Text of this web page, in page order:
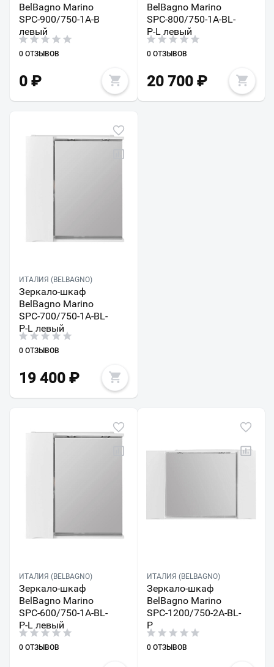
BelBagno Marino
SPC-900/750-1A-B
левый
0 ОТЗЫВОВ
0 ₽
BelBagno Marino
SPC-800/750-1A-BL-
P-L левый
0 ОТЗЫВОВ
20 700₽
ИТАЛИЯ (BELBAGNO)
Зеркало-шкаф
BelBagno Marino
SPC-700/750-1A-BL-
P-L левый
0 ОТЗЫВОВ
19 400 ₽
ИТАЛИЯ (BELBAGNO)
Зеркало-шкаф
BelBagno Marino
SPC-600/750-1A-BL-
P-L левый
0 ОТЗЫВОВ
ИТАЛИЯ (BELBAGNO)
Зеркало-шкаф
BelBagno Marino
SPC-1200/750-2A-BL-
P
0 ОТЗЫВОВ